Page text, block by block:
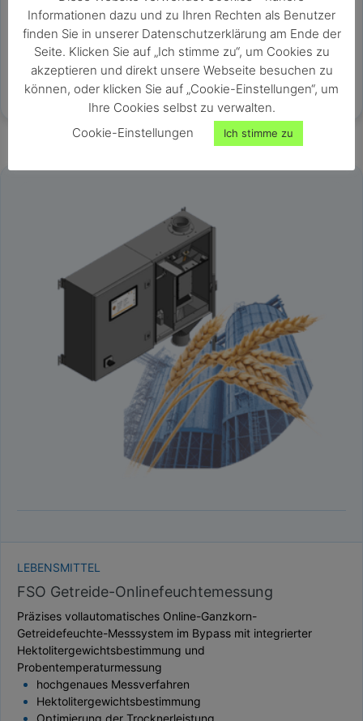
Nüssen und Sonderprodukten
tragbares, kompaktes Gerät
hohe Messgenauigkeit
Kapazität für individuelle Kennlinien
sekundenschnelles Messergebnis
LEBENSMITTEL
FSO Getreide-Onlinefeuchtemessung
Präzises vollautomatisches Online-Ganzkorn-
Getreidefeuchte-Messsystem im Bypass mit integrierter
Hektolitergewichtsbestimmung und
Probentemperaturmessung
hochgenaues Messverfahren
Hektolitergewichtsbestimmung
Informationen dazu und zu Ihren Rechten als Benutzer
finden Sie in unserer Datenschutzerklärung am Ende der
Seite. Klicken Sie auf „Ich stimme zu“, um Cookies zu
akzeptieren und direkt unsere Webseite besuchen zu
können, oder klicken Sie auf „Cookie-Einstellungen“, um
Ihre Cookies selbst zu verwalten.
Cookie-Einstellungen
Ich stimme zu